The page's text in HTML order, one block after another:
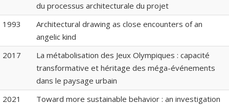
du processus architecturale du projet
1993
Architectural drawing as close encounters of an
angelic kind
2017
La métabolisation des Jeux Olympiques : capacité
transformative et héritage des méga-événements
dans le paysage urbain
2021
Toward more sustainable behavior : an investigation